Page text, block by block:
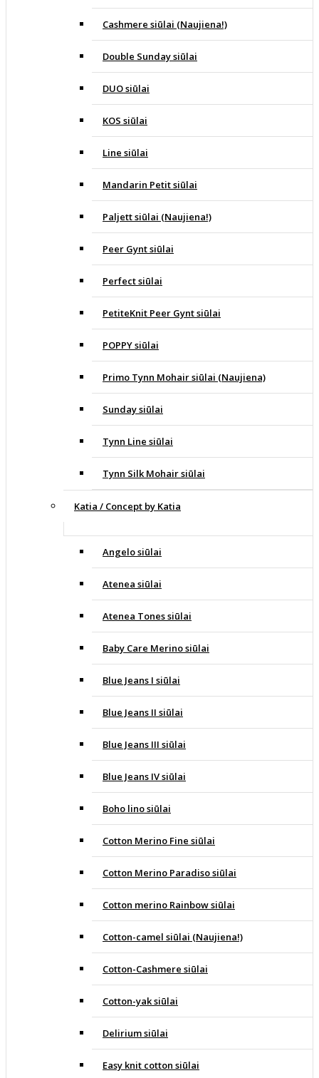
Cashmere siūlai (Naujiena!)
Double Sunday siūlai
DUO siūlai
KOS siūlai
Line siūlai
Mandarin Petit siūlai
Paljett siūlai (Naujiena!)
Peer Gynt siūlai
Perfect siūlai
PetiteKnit Peer Gynt siūlai
POPPY siūlai
Primo Tynn Mohair siūlai (Naujiena)
Sunday siūlai
Tynn Line siūlai
Tynn Silk Mohair siūlai
Katia / Concept by Katia
Angelo siūlai
Atenea siūlai
Atenea Tones siūlai
Baby Care Merino siūlai
Blue Jeans I siūlai
Blue Jeans II siūlai
Blue Jeans III siūlai
Blue Jeans IV siūlai
Boho lino siūlai
Cotton Merino Fine siūlai
Cotton Merino Paradiso siūlai
Cotton merino Rainbow siūlai
Cotton-camel siūlai (Naujiena!)
Cotton-Cashmere siūlai
Cotton-yak siūlai
Delirium siūlai
Easy knit cotton siūlai